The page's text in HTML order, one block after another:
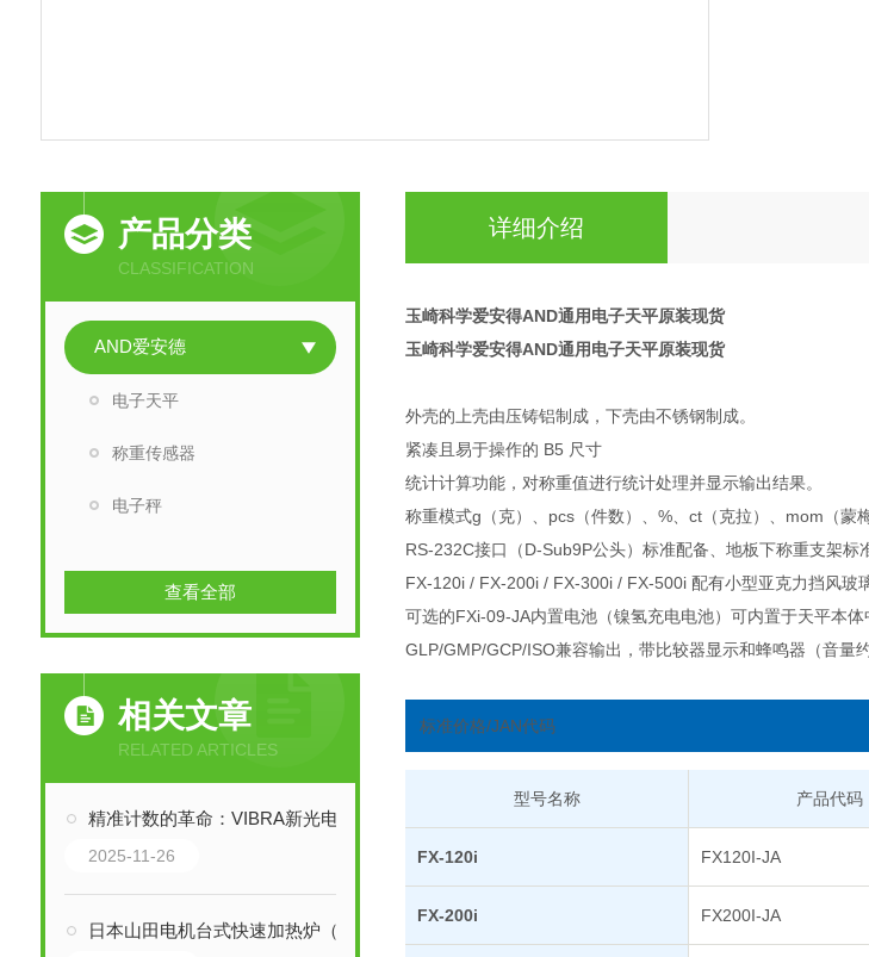
产品分类
CLASSIFICATION
AND爱安德
电子天平
称重传感器
电子秤
查看全部
相关文章
RELATED ARTICLES
精准计数的革命：VIBRA新光电子秤与音叉传感器技术解析
2025-11-26
日本山田电机台式快速加热炉（单相200V）技术解析
详细介绍
玉崎科学爱安得AND通用电子天平原装现货
玉崎科学爱安得AND通用电子天平原装现货
外壳的上壳由压铸铝制成，下壳由不锈钢制成。
紧凑且易于操作的 B5 尺寸
统计计算功能，对称重值进行统计处理并显示输出结果。
称重模式g（克）、pcs（件数）、%、ct（克拉）、mom（蒙梅
RS-232C接口（D-Sub9P公头）标准配备、地板下称重支架标
FX-120i / FX-200i / FX-300i / FX-500i 配有小型亚克力挡风玻
可选的FXi-09-JA内置电池（镍氢充电电池）可内置于天平本
GLP/GMP/GCP/ISO兼容输出，带比较器显示和蜂鸣器（音量
标准价格/JAN代码
型号名称 产品代码
FX-120i FX120I-JA
FX-200i FX200I-JA